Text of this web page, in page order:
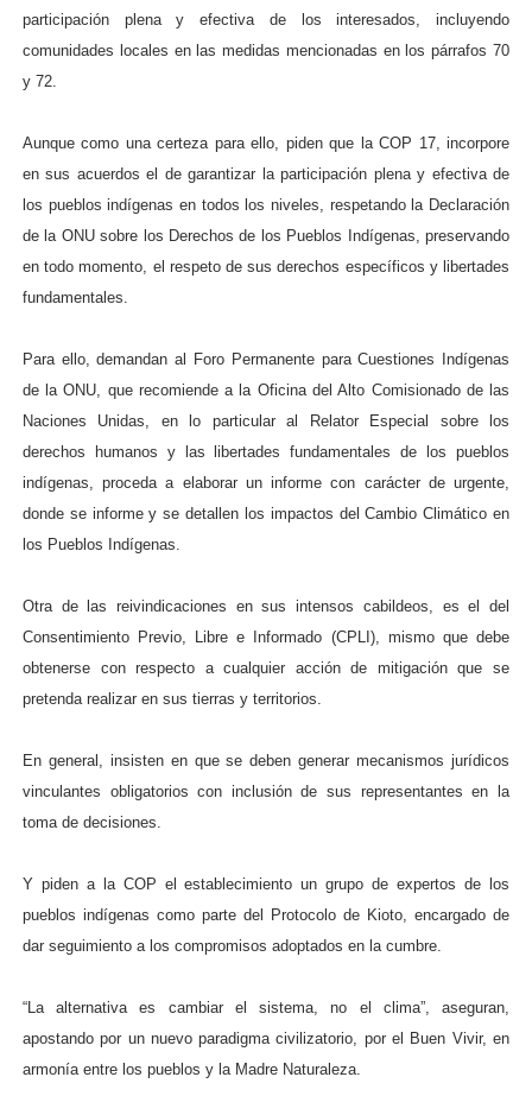
participación plena y efectiva de los interesados, incluyendo
comunidades locales en las medidas mencionadas en los párrafos 70
y 72.
Aunque como una certeza para ello, piden que la COP 17, incorpore
en sus acuerdos el de garantizar la participación plena y efectiva de
los pueblos indígenas en todos los niveles, respetando la Declaración
de la ONU sobre los Derechos de los Pueblos Indígenas, preservando
en todo momento, el respeto de sus derechos específicos y libertades
fundamentales.
Para ello, demandan al Foro Permanente para Cuestiones Indígenas
de la ONU, que recomiende a la Oficina del Alto Comisionado de las
Naciones Unidas, en lo particular al Relator Especial sobre los
derechos humanos y las libertades fundamentales de los pueblos
indígenas, proceda a elaborar un informe con carácter de urgente,
donde se informe y se detallen los impactos del Cambio Climático en
los Pueblos Indígenas.
Otra de las reivindicaciones en sus intensos cabildeos, es el del
Consentimiento Previo, Libre e Informado (CPLI), mismo que debe
obtenerse con respecto a cualquier acción de mitigación que se
pretenda realizar en sus tierras y territorios.
En general, insisten en que se deben generar mecanismos jurídicos
vinculantes obligatorios con inclusión de sus representantes en la
toma de decisiones.
Y piden a la COP el establecimiento un grupo de expertos de los
pueblos indígenas como parte del Protocolo de Kioto, encargado de
dar seguimiento a los compromisos adoptados en la cumbre.
“La alternativa es cambiar el sistema, no el clima”, aseguran,
apostando por un nuevo paradigma civilizatorio, por el Buen Vivir, en
armonía entre los pueblos y la Madre Naturaleza.